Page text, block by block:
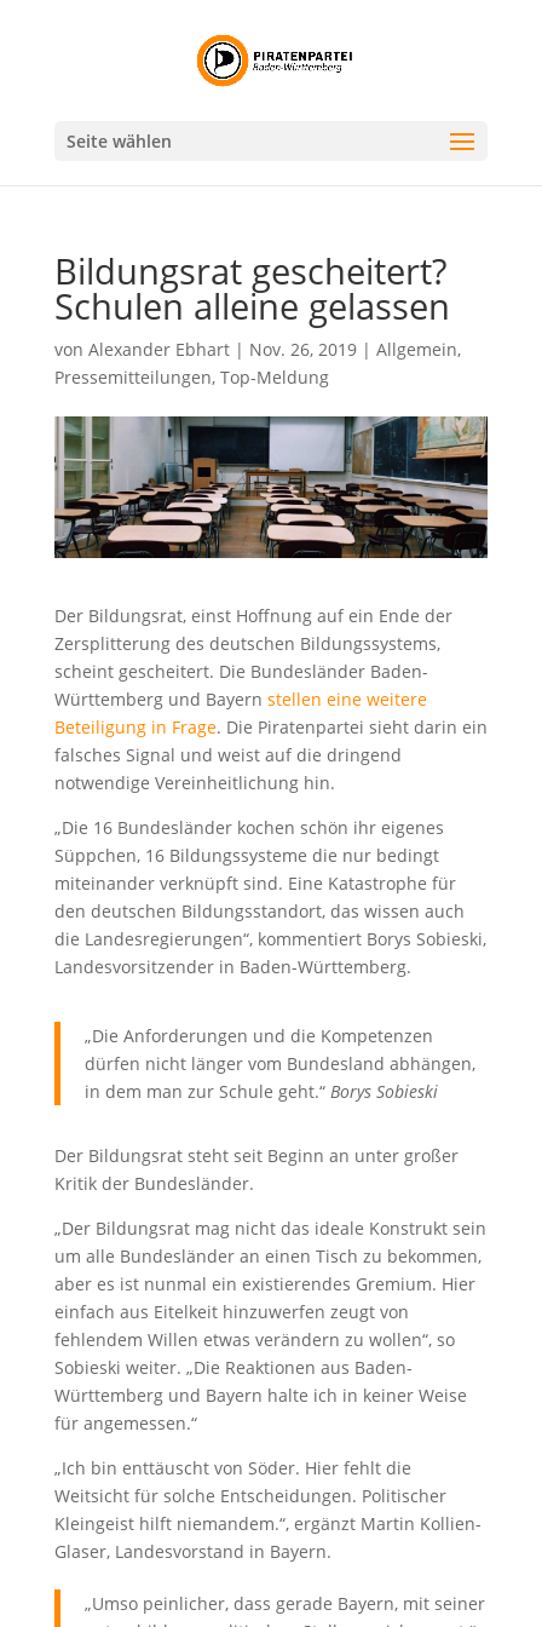
Seite wählen
Bildungsrat gescheitert?
Schulen alleine gelassen
von Alexander Ebhart| Nov. 26, 2019| Allgemein,
Pressemitteilungen, Top-Meldung
Der Bildungsrat, einst Hoffnung auf ein Ende der
Zersplitterung des deutschen Bildungssystems,
scheint gescheitert. Die Bundesländer Baden-
Württemberg und Bayern stellen eine weitere
Beteiligung in Frage. Die Piratenpartei sieht darin ein
falsches Signal und weist auf die dringend
notwendige Vereinheitlichung hin.
„Die 16 Bundesländer kochen schön ihr eigenes
Süppchen, 16 Bildungssysteme die nur bedingt
miteinander verknüpft sind. Eine Katastrophe für
den deutschen Bildungsstandort, das wissen auch
die Landesregierungen“, kommentiert Borys Sobieski,
Landesvorsitzender in Baden-Württemberg.
„Die Anforderungen und die Kompetenzen
dürfen nicht länger vom Bundesland abhängen,
in dem man zur Schule geht.“ Borys Sobieski
Der Bildungsrat steht seit Beginn an unter großer
Kritik der Bundesländer.
„Der Bildungsrat mag nicht das ideale Konstrukt sein
um alle Bundesländer an einen Tisch zu bekommen,
aber es ist nunmal ein existierendes Gremium. Hier
einfach aus Eitelkeit hinzuwerfen zeugt von
fehlendem Willen etwas verändern zu wollen“, so
Sobieski weiter. „Die Reaktionen aus Baden-
Württemberg und Bayern halte ich in keiner Weise
für angemessen.“
„Ich bin enttäuscht von Söder. Hier fehlt die
Weitsicht für solche Entscheidungen. Politischer
Kleingeist hilft niemandem.“, ergänzt Martin Kollien-
Glaser, Landesvorstand in Bayern.
„Umso peinlicher, dass gerade Bayern, mit seiner